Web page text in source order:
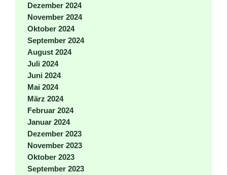
Dezember 2024
November 2024
Oktober 2024
September 2024
August 2024
Juli 2024
Juni 2024
Mai 2024
März 2024
Februar 2024
Januar 2024
Dezember 2023
November 2023
Oktober 2023
September 2023